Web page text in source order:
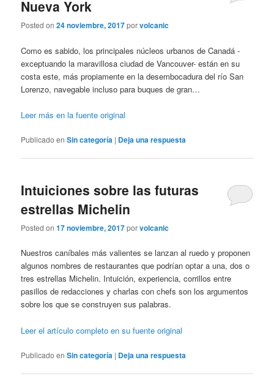
Nueva York
Posted on24 noviembre, 2017porvolcanic
Como es sabido, los principales núcleos urbanos de Canadá -
exceptuando la maravillosa ciudad de Vancouver- están en su
costa este, más propiamente en la desembocadura del río San
Lorenzo, navegable incluso para buques de gran…
Leer más en la fuente original
Publicado en Sin categoría | Deja una respuesta
Intuiciones sobre las futuras
estrellas Michelin
Posted on17 noviembre, 2017porvolcanic
Nuestros caníbales más valientes se lanzan al ruedo y proponen
algunos nombres de restaurantes que podrían optar a una, dos o
tres estrellas Michelin. Intuición, experiencia, corrillos entre
pasillos de redacciones y charlas con chefs son los argumentos
sobre los que se construyen sus palabras.
Leer el artículo completo en su fuente original
Publicado en Sin categoría | Deja una respuesta